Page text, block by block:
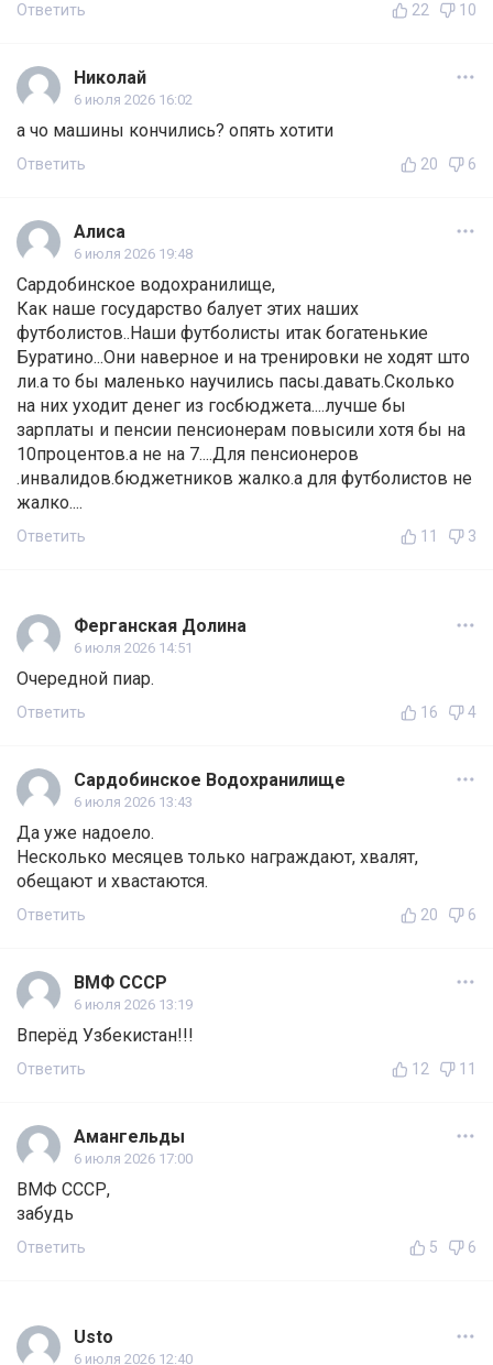
Ответить 22 10
Николай
6 июля 2026 16:02
а чо машины кончились? опять хотити
Ответить 20 6
Алиса
6 июля 2026 19:48
Сардобинское водохранилище,
Как наше государство балует этих наших
футболистов..Наши футболисты итак богатенькие
Буратино...Они наверное и на тренировки не ходят што
ли.а то бы маленько научились пасы.давать.Сколько
на них уходит денег из госбюджета....лучше бы
зарплаты и пенсии пенсионерам повысили хотя бы на
10процентов.а не на 7....Для пенсионеров
.инвалидов.бюджетников жалко.а для футболистов не
жалко....
Ответить 11 3
Ферганская Долина
6 июля 2026 14:51
Очередной пиар.
Ответить 16 4
Сардобинское Водохранилище
6 июля 2026 13:43
Да уже надоело.
Несколько месяцев только награждают, хвалят,
обещают и хвастаются.
Ответить 20 6
ВМФ СССР
6 июля 2026 13:19
Вперёд Узбекистан!!!
Ответить 12 11
Амангельды
6 июля 2026 17:00
ВМФ СССР,
забудь
Ответить 5 6
Usto
6 июля 2026 12:40